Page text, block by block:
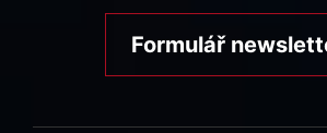
Formulář